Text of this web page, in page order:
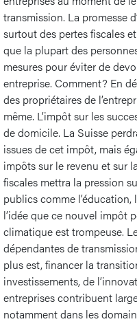
transmission. La promesse
surtout des pertes fiscales
que la plupart des
mesures pour éviter de
entreprise. Comment? En
des propriétaires de
même. L’impôt sur les
de domicile. La Suisse
issues de cet impôt, mais
impôts sur le revenu et sur
fiscales mettra la pression
publics comme l’éducation,
l’idée que ce nouvel impôt
climatique est trompeuse.
dépendantes de
plus est, financer la
investissements, de
entreprises contribuent
notamment dans les